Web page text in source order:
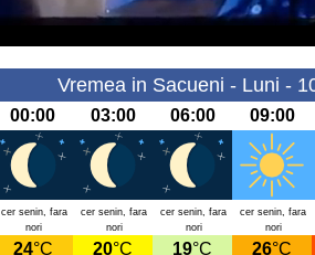
Vremea in Sacueni - Luni -
00:00 03:00 06:00 09:00
cer senin, fara
nori
cer senin, fara
nori
cer senin, fara
nori
cer senin, fara
nori
24°C 20°C 19°C 26°C